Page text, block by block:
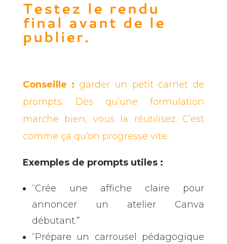
Testez le rendu
final avant de le
publier.
Conseille : garder un petit carnet de
prompts. Dès qu’une formulation
marche bien, vous la réutilisez. C’est
comme ça qu’on progresse vite.
Exemples de prompts utiles :
“Crée une affiche claire pour
annoncer un atelier Canva
débutant.”
“Prépare un carrousel pédagogique